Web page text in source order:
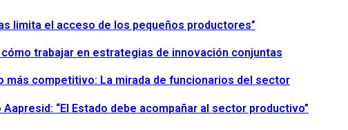
limita el acceso de los pequeños productores”
trabajar en estrategias de innovación conjuntas
más competitivo: La mirada de funcionarios del sector
“El Estado debe acompañar al sector productivo”